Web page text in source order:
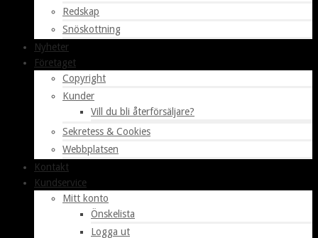
Redskap
Snöskottning
Nyheter
Företaget
Copyright
Kunder
Vill du bli återförsäljare?
Sekretess & Cookies
Webbplatsen
Kontakt
Kundservice
Mitt konto
Önskelista
Logga ut